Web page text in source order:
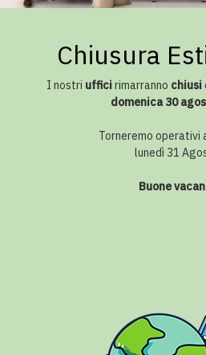
Chiusura
I nostri ufficirimarranno chiusi
domenica 30
Torneremo operativi
lunedì 31
Buone